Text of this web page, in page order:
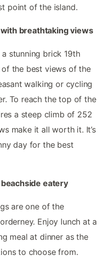
point of the island.
breathtaking views
stunning brick 19th
the best views of the
walking or cycling
To reach the top of the
a steep climb of 252
make it all worth it. It’s
day for the best
eatery
are one of the
Enjoy lunch at a
meal at dinner as the
to choose from.